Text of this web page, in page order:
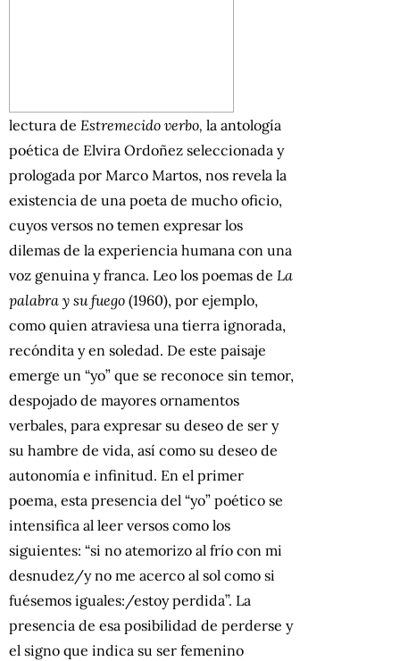
lectura de Estremecido verbo, la antología
poética de Elvira Ordoñez seleccionada y
prologada por Marco Martos, nos revela la
existencia de una poeta de mucho oficio,
cuyos versos no temen expresar los
dilemas de la experiencia humana con una
voz genuina y franca. Leo los poemas de La
palabra y su fuego (1960), por ejemplo,
como quien atraviesa una tierra ignorada,
recóndita y en soledad. De este paisaje
emerge un “yo” que se reconoce sin temor,
despojado de mayores ornamentos
verbales, para expresar su deseo de ser y
su hambre de vida, así como su deseo de
autonomía e infinitud. En el primer
poema, esta presencia del “yo” poético se
intensifica al leer versos como los
siguientes: “si no atemorizo al frío con mi
desnudez/y no me acerco al sol como si
fuésemos iguales:/estoy perdida”. La
presencia de esa posibilidad de perderse y
el signo que indica su ser femenino